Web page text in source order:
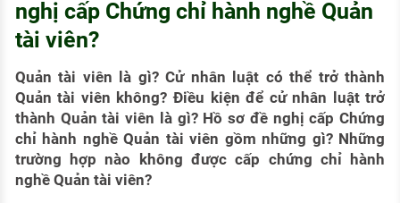
CÔNG TY
Danh sách nhà tuyển dụng
Nhà tuyển dụng hàng đầu
MẪU CV THEO STYLE
Mẫu CV đơn giản
Mẫu CV hiện đại
Bảo hiểm và phúc lợi
Thuế thu nhập
Hồ sơ biểu mẫu
Chính sách lao động
KHÁM PHÁ NGHỀ NGHIỆP
nghị cấp Chứng chỉ hành nghề Quản
tài viên?
Quản tài viên là gì? Cử nhân luật có thể trở thành
Quản tài viên không? Điều kiện để cử nhân luật trở
thành Quản tài viên là gì? Hồ sơ đề nghị cấp Chứng
chỉ hành nghề Quản tài viên gồm những gì? Những
trường hợp nào không được cấp chứng chỉ hành
nghề Quản tài viên?